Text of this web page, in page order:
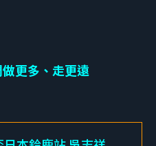
更多、走更遠